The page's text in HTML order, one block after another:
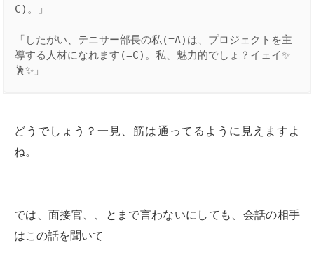
C)。」
「したがい、テニサー部長の私(=A)は、プロジェクトを主
導する人材になれます(=C)。私、魅力的でしょ？イェイ✨
🕺✨」
どうでしょう？一見、筋は通ってるように見えますよ
ね。
では、面接官、、とまで言わないにしても、会話の相手
はこの話を聞いて